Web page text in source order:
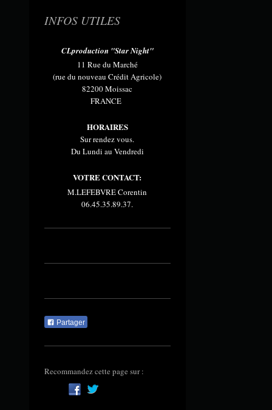
INFOS UTILES
CLproduction "Star Night"
11 Rue du Marché
(rue du nouveau Crédit Agricole)
82200 Moissac
FRANCE
HORAIRES
Sur rendez vous.
Du Lundi au Vendredi
VOTRE CONTACT:
M.LEFEBVRE Corentin
06.45.35.89.37.
Partager
Recommandez cette page sur :